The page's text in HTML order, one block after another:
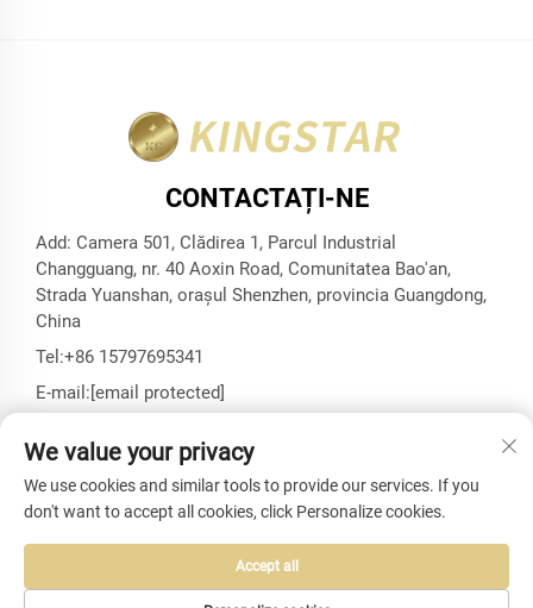
CONTACTAȚI-NE
Add: Camera 501, Clădirea 1, Parcul Industrial
Changguang, nr. 40 Aoxin Road, Comunitatea Bao'an,
Strada Yuanshan, orașul Shenzhen, provincia Guangdong,
China
Tel:+86 15797695341
E-mail:[email protected]
Drepturi de autor © Shenzhen Kingstar Bags And Cases Co.,
Ltd. Toate drepturile rezervate -Politica de confidențialitate
Blog
We value your privacy
We use cookies and similar tools to provide our services. If you
don't want to accept all cookies, click Personalize cookies.
Accept all